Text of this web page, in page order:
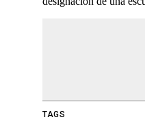
TAGS